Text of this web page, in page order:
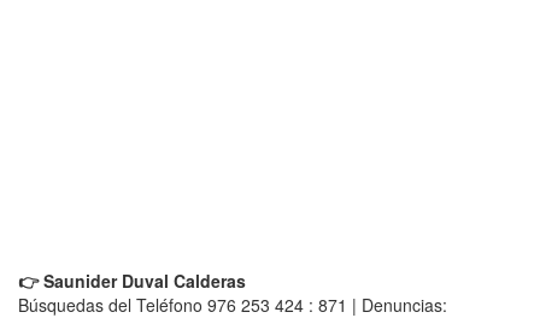
👉 Saunider Duval Calderas
Búsquedas del Teléfono 976 253 424 : 871 | Denuncias: